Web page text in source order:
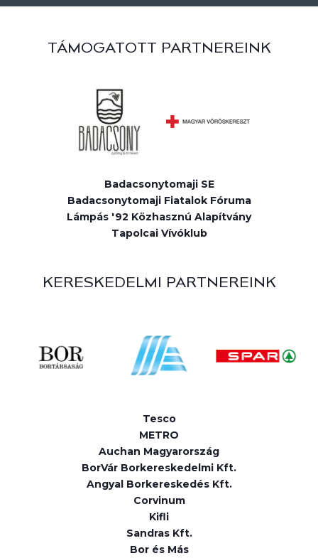
TÁMOGATOTT PARTNEREINK
Badacsonytomaji SE
Badacsonytomaji Fiatalok Fóruma
Lámpás '92 Közhasznú Alapítvány
Tapolcai Vívóklub
KERESKEDELMI PARTNEREINK
Tesco
METRO
Auchan Magyarország
BorVár Borkereskedelmi Kft.
Angyal Borkereskedés Kft.
Corvinum
Kifli
Sandras Kft.
Bor és Más